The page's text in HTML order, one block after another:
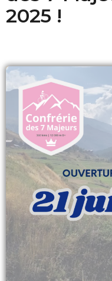
2025 !